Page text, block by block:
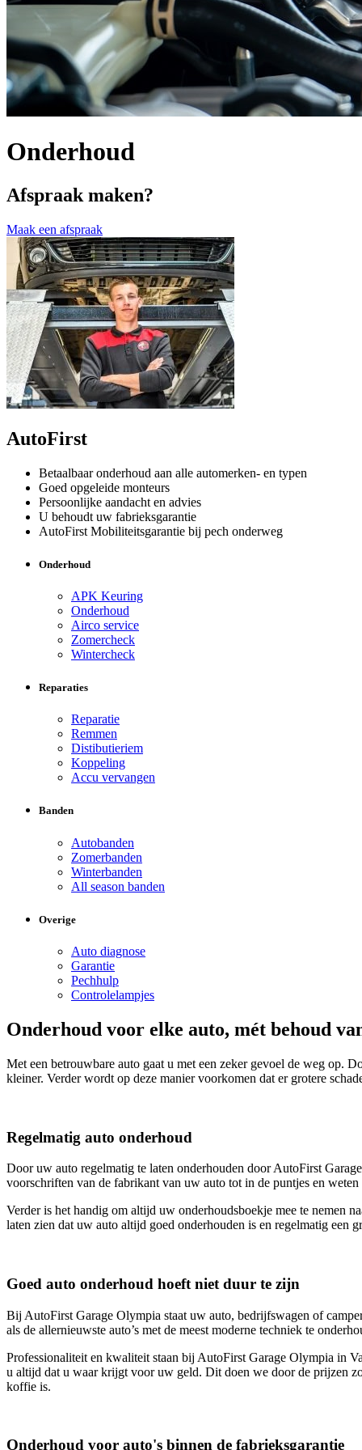
Onderhoud
Afspraak maken?
Maak een afspraak
AutoFirst
Betaalbaar onderhoud aan alle automerken- en typen
Goed opgeleide monteurs
Persoonlijke aandacht en advies
U behoudt uw fabrieksgarantie
AutoFirst Mobiliteitsgarantie bij pech onderweg
Onderhoud
APK Keuring
Onderhoud
Airco service
Zomercheck
Wintercheck
Reparaties
Reparatie
Remmen
Distibutieriem
Koppeling
Accu vervangen
Banden
Autobanden
Zomerbanden
Winterbanden
All season banden
Overige
Auto diagnose
Garantie
Pechhulp
Controlelampjes
Onderhoud voor elke auto, mét behoud
Met een betrouwbare auto gaat u met een zeker gevoel de weg op.
kleiner. Verder wordt op deze manier voorkomen dat er grotere
Regelmatig auto onderhoud
Door uw auto regelmatig te laten onderhouden door AutoFirst
voorschriften van de fabrikant van uw auto tot in de puntjes en
Verder is het handig om altijd uw onderhoudsboekje mee te nemen
laten zien dat uw auto altijd goed onderhouden is en regelmatig een
Goed auto onderhoud hoeft niet duur te zijn
Bij AutoFirst Garage Olympia staat uw auto, bedrijfswagen of
als de allernieuwste auto’s met de meest moderne techniek te
Professionaliteit en kwaliteit staan bij AutoFirst Garage Olympia in
u altijd dat u waar krijgt voor uw geld. Dit doen we door de prijzen
koffie is.
Onderhoud voor auto's binnen de fabrieksgarantie